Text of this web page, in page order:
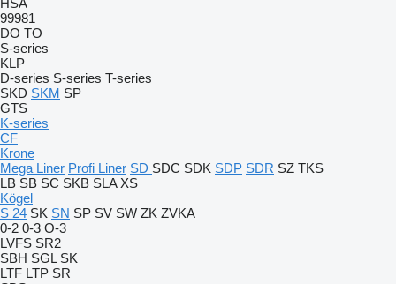
HSA
99981
DO TO
S-series
KLP
D-series S-series T-series
SKD SKM SP
GTS
K-series
CF
Krone
Mega Liner Profi Liner SD SDC SDK SDP SDR SZ TKS
LB SB SC SKB SLA XS
Kögel
S 24 SK SN SP SV SW ZK ZVKA
0-2 0-3 O-3
LVFS SR2
SBH SGL SK
LTF LTP SR